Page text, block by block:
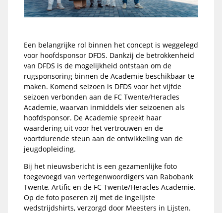
Een belangrijke rol binnen het concept is weggelegd
voor hoofdsponsor DFDS. Dankzij de betrokkenheid
van DFDS is de mogelijkheid ontstaan om de
rugsponsoring binnen de Academie beschikbaar te
maken. Komend seizoen is DFDS voor het vijfde
seizoen verbonden aan de FC Twente/Heracles
Academie, waarvan inmiddels vier seizoenen als
hoofdsponsor. De Academie spreekt haar
waardering uit voor het vertrouwen en de
voortdurende steun aan de ontwikkeling van de
jeugdopleiding.
Bij het nieuwsbericht is een gezamenlijke foto
toegevoegd van vertegenwoordigers van Rabobank
Twente, Artific en de FC Twente/Heracles Academie.
Op de foto poseren zij met de ingelijste
wedstrijdshirts, verzorgd door Meesters in Lijsten.